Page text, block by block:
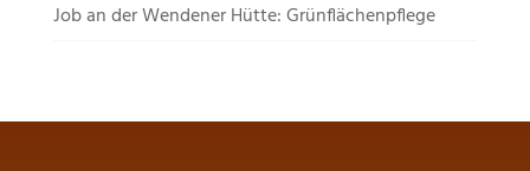
Job an der Wendener Hütte: Grünflächenpflege